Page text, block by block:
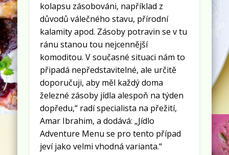
kolapsu zásobováni, například z
důvodů válečného stavu, přírodní
kalamity apod. Zásoby potravin se v tu
ránu stanou tou nejcennější
komoditou. V současné situaci nám to
připadá nepředstavitelné, ale určitě
doporučuji, aby měl každý doma
železné zásoby jídla alespoň na týden
dopředu,“ radí specialista na přežití,
Amar Ibrahim, a dodává: „Jídlo
Adventure Menu se pro tento případ
jeví jako velmi vhodná varianta.“